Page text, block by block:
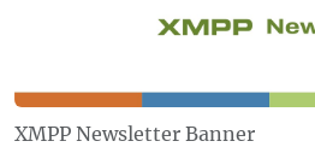
XMPP Newsletter Banner